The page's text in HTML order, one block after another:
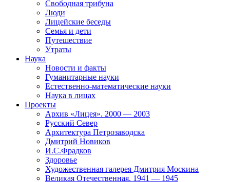
Свободная трибуна
Люди
Лицейские беседы
Семья и дети
Путешествие
Утраты
Наука
Новости и факты
Гуманитарные науки
Естественно-математические науки
Наука в лицах
Проекты
Архив «Лицея». 2000 — 2003
Русский Север
Архитектура Петрозаводска
Дмитрий Новиков
И.С.Фрадков
Здоровье
Художественная галерея Дмитрия Москина
Великая Отечественная. 1941 — 1945